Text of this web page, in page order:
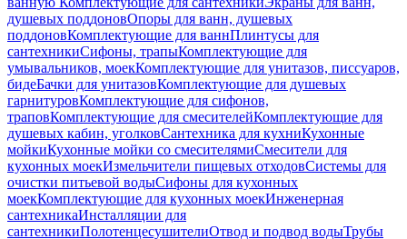
душевых поддоновОпоры для ванн, душевых
поддоновКомплектующие для ваннПлинтусы для
сантехникиСифоны, трапыКомплектующие для
умывальников, моекКомплектующие для унитазов, писсуаров,
бидеБачки для унитазовКомплектующие для душевых
гарнитуровКомплектующие для сифонов,
траповКомплектующие для смесителейКомплектующие для
душевых кабин, уголковСантехника для кухниКухонные
мойкиКухонные мойки со смесителямиСмесители для
кухонных моекИзмельчители пищевых отходовСистемы для
очистки питьевой водыСифоны для кухонных
моекКомплектующие для кухонных моекИнженерная
сантехникаИнсталляции для
сантехникиПолотенцесушителиОтвод и подвод водыТрубы